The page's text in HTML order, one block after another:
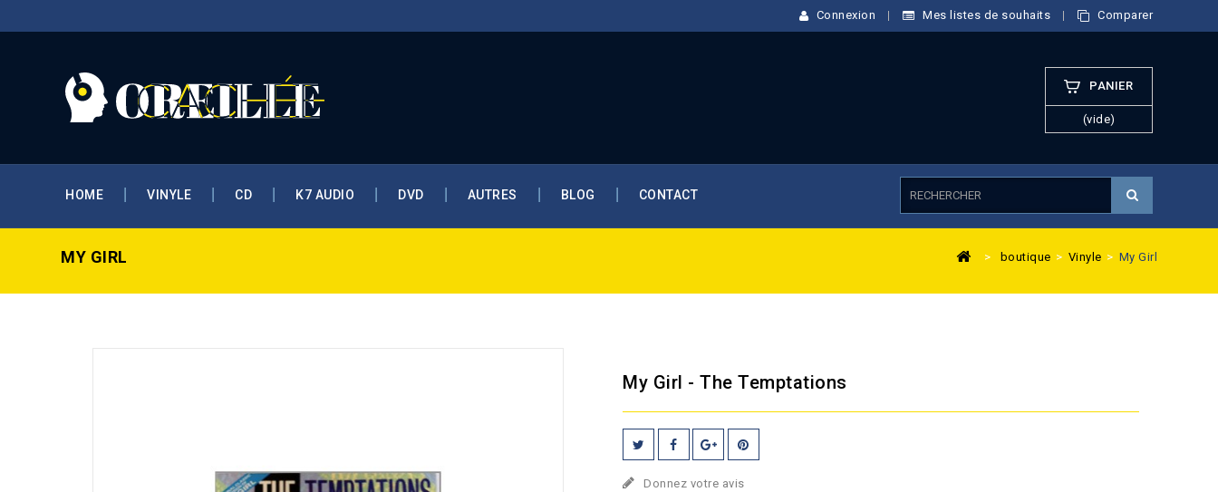
Connexion Mes listes de souhaits Comparer
PANIER
(vide)
HOME VINYLE CD K7 AUDIO DVD AUTRES BLOG CONTACT
MY GIRL > boutique > Vinyle > My Girl
My Girl - The Temptations
Donnez votre avis